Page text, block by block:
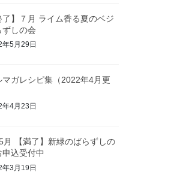
了】７月 ライム香る夏のベジ
ずしの会
年5月29日
マガレシピ集（2022年4月更
年4月23日
月 【満了】新緑のばらずしの
申込受付中
年3月19日